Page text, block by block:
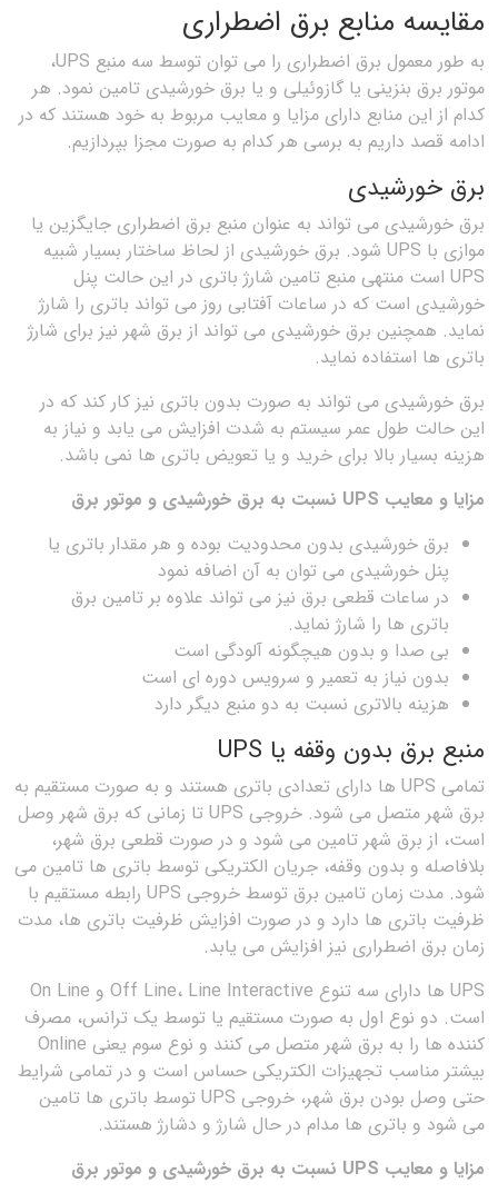
مقایسه منابع برق اضطراری
‌به طور معمول برق اضطراری را می توان توسط سه منبع UPS،
موتور برق بنزینی یا گازوئیلی و یا برق خورشیدی تامین نمود. هر
کدام از این منابع دارای مزایا و معایب مربوط به خود هستند که در
ادامه قصد داریم به برسی هر کدام به صورت مجزا بپردازیم.
برق خورشیدی
برق خورشیدی می تواند به عنوان منبع برق اضطراری جایگزین یا
موازی با UPS شود. برق خورشیدی از لحاظ ساختار بسیار شبیه
UPS است منتهی منبع تامین شارژ باتری در این حالت پنل
خورشیدی است که در ساعات آفتابی روز می تواند باتری را شارژ
نماید. همچنین برق خورشیدی می تواند از برق شهر نیز برای شارژ
باتری ها استفاده نماید.
برق خورشیدی می تواند به صورت بدون باتری نیز کار کند که در
این حالت طول عمر سیستم به شدت افزایش می یابد و نیاز به
هزینه بسیار بالا برای خرید و یا تعویض باتری ها نمی باشد.
مزایا و معایب UPS نسبت به برق خورشیدی و موتور برق
برق خورشیدی بدون محدودیت بوده و هر مقدار باتری یا
پنل خورشیدی می توان به آن اضافه نمود
در ساعات قطعی برق نیز می تواند علاوه بر تامین برق
باتری ها را شارژ نماید.
بی صدا و بدون هیچگونه آلودگی است
بدون نیاز به تعمیر و سرویس دوره ای است
هزینه بالاتری نسبت به دو منبع دیگر دارد
منبع برق بدون وقفه یا UPS
تمامی UPS ها دارای تعدادی باتری هستند و به صورت مستقیم به
برق شهر متصل می شود. خروجی UPS تا زمانی که برق شهر وصل
است، از برق شهر تامین می شود و در صورت قطعی برق شهر،
بلافاصله و بدون وقفه، جریان الکتریکی توسط باتری ها تامین می
شود. مدت زمان تامین برق توسط خروجی UPS رابطه مستقیم با
ظرفیت باتری ها دارد و در صورت افزایش ظرفیت باتری ها، مدت
زمان برق اضطراری نیز افزایش می یابد.
UPS ها دارای سه تنوع Off Line، Line Interactive و On Line
است. دو نوع اول به صورت مستقیم یا توسط یک ترانس، مصرف
کننده ها را به برق شهر متصل می کنند و نوع سوم یعنی Online
بیشتر مناسب تجهیزات الکتریکی حساس است و در تمامی شرایط
حتی وصل بودن برق شهر، خروجی UPS توسط باتری ها تامین
می شود و باتری ها مدام در حال شارژ و دشارژ هستند.
مزایا و معایب UPS نسبت به برق خورشیدی و موتور برق